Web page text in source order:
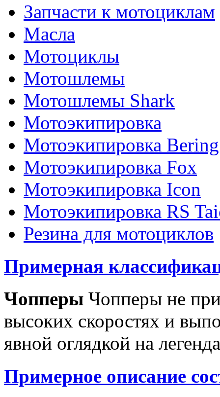
Запчасти к мотоциклам
Масла
Мотоциклы
Мотошлемы
Мотошлемы Shark
Мотоэкипировка
Мотоэкипировка Bering
Мотоэкипировка Fox
Мотоэкипировка Icon
Мотоэкипировка RS
Резина для мотоциклов
Примерная
Чопперы Чопперы не
высоких скоростях и
явной оглядкой на
Примерное описание